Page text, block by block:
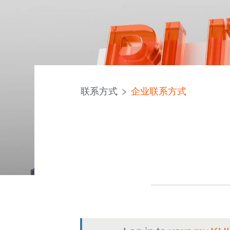
联系方式 企业联系方式